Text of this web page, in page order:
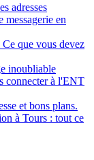
adresses
messagerie en
que vous devez
inoubliable
connecter à l'ENT
et bons plans.
à Tours : tout ce